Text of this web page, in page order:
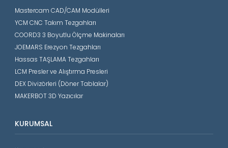
Mastercam CAD/CAM Modülleri
YCM CNC Takım Tezgahları
COORD3 3 Boyutlu Ölçme Makinaları
JOEMARS Erezyon Tezgahları
Hassas TAŞLAMA Tezgahları
LCM Presler ve Alıştırma Presleri
DEX Divizörleri (Döner Tablalar)
MAKERBOT 3D Yazıcılar
KURUMSAL